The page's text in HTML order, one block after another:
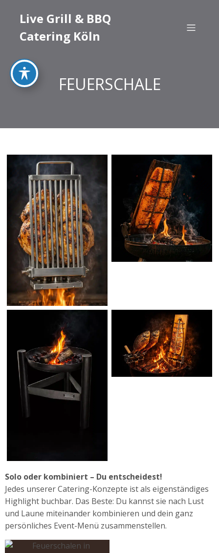
Live Grill & BBQ
Catering Köln
FEUERSCHALE
Solo oder kombiniert – Du entscheidest!
Jedes unserer Catering-Konzepte ist als eigenständiges
Highlight buchbar. Das Beste: Du kannst sie nach Lust
und Laune miteinander kombinieren und dein ganz
persönliches Event-Menü zusammenstellen.